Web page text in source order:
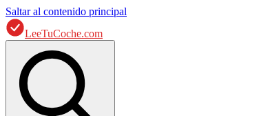
Saltar al contenido principal
LeeTuCoche.com